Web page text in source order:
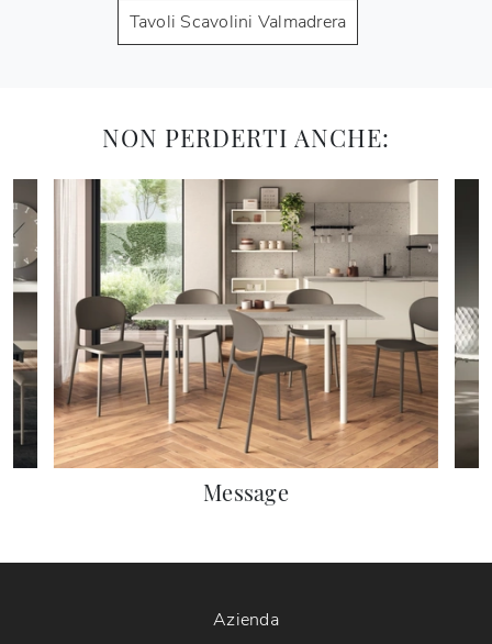
Tavoli Scavolini Valmadrera
NON PERDERTI ANCHE:
Message
Azienda